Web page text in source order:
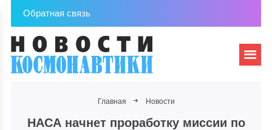
Обратная связь
Главная Новости
НАСА начнет проработку миссии по